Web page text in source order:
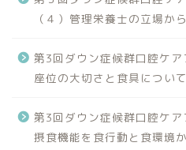
（４）管理栄養士の立場か
第3回ダウン症候群口腔ケ
座位の大切さと食具について
第3回ダウン症候群口腔ケア
摂食機能を食行動と食環境